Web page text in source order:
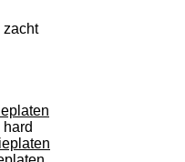
zacht
hard